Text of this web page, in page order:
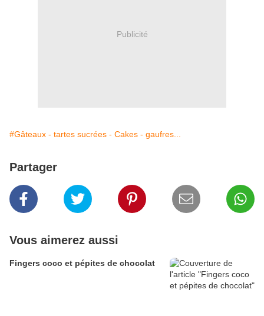
Publicité
#Gâteaux - tartes sucrées - Cakes - gaufres...
Partager
Vous aimerez aussi
Fingers coco et pépites de chocolat